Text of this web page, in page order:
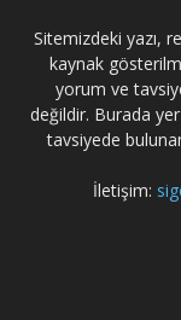
Sitemizdeki yazı,
kaynak
yorum ve
değildir. Burada
tavsiyede
İletişim: